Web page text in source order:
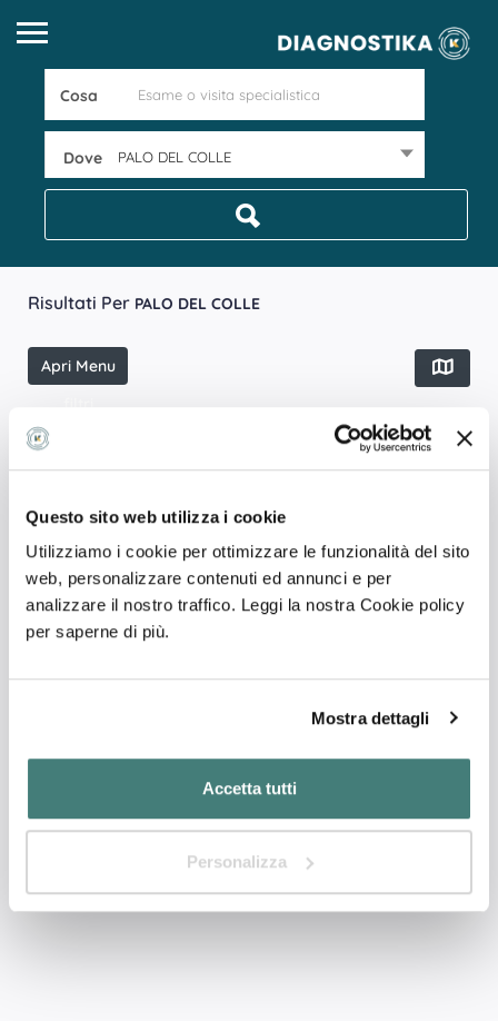
Questo sito web utilizza i cookie
Utilizziamo i cookie per ottimizzare le funzionalità del sito
web, personalizzare contenuti ed annunci e per
analizzare il nostro traffico. Leggi la nostra Cookie policy
per saperne di più.
Mostra dettagli
Accetta tutti
Personalizza
Cosa
Dove PALO DEL COLLE
Risultati Per PALO DEL COLLE
Apri Menu
5.0 Centro diagnostico
grazie per tutte le attenzioni che mi avete dedicato...